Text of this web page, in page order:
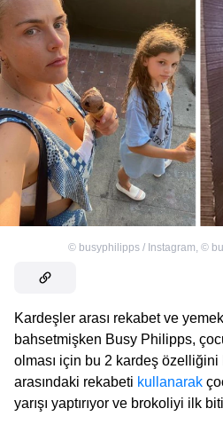
© busyphilipps / Instagram, ©
Kardeşler arası rekabet ve
bahsetmişken Busy Philipps,
olması için bu 2 kardeş özelliğini
arasındaki rekabeti kullanarak
yarışı yaptırıyor ve brokoliyi ilk